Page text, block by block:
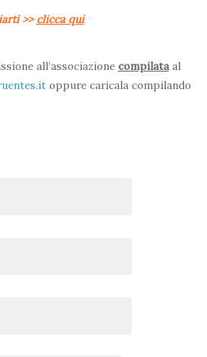
>>clicca qui
all’associazione compilataal
oppure caricala compilando